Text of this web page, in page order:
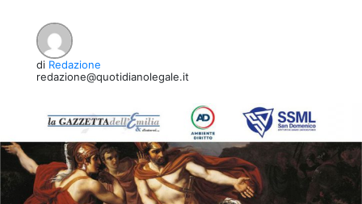
di Redazione
redazione@quotidianolegale.it